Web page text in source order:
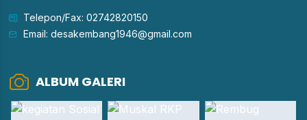
Telepon/Fax: 02742820150
Email: desakembang1946@gmail.com
ALBUM GALERI